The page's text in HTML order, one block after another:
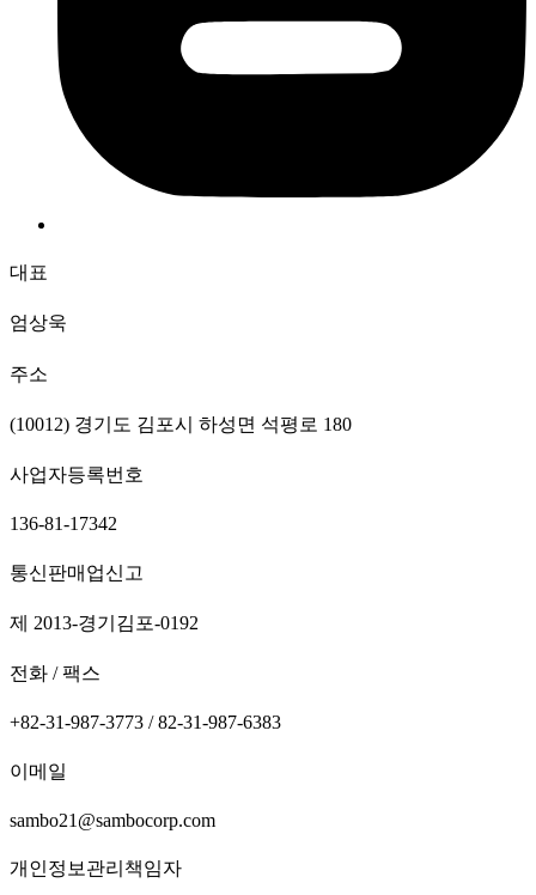
대표
엄상욱
주소
(10012) 경기도 김포시 하성면 석평로 180
사업자등록번호
136-81-17342
통신판매업신고
제 2013-경기김포-0192
전화 / 팩스
+82-31-987-3773 / 82-31-987-6383
이메일
sambo21@sambocorp.com
개인정보관리책임자